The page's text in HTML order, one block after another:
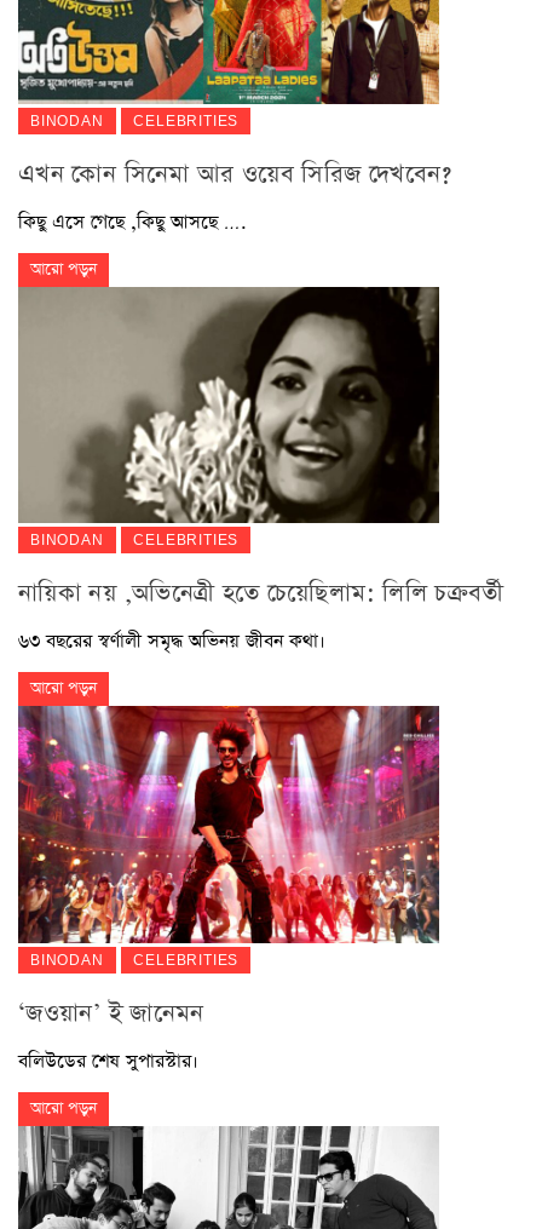
BINODAN CELEBRITIES
এখন কোন সিনেমা আর ওয়েব সিরিজ দেখবেন?
কিছু এসে গেছে ,কিছু আসছে ….
আরো পড়ুন
BINODAN CELEBRITIES
নায়িকা নয় ,অভিনেত্রী হতে চেয়েছিলাম: লিলি চক্রবর্তী
৬৩ বছরের স্বর্ণালী সমৃদ্ধ অভিনয় জীবন কথা।
আরো পড়ুন
BINODAN CELEBRITIES
‘জওয়ান’ ই জানেমন
বলিউডের শেষ সুপারস্টার।
আরো পড়ুন